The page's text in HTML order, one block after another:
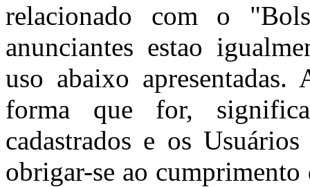
relacionado com o
anunciantes estao
uso abaixo
forma que for,
cadastrados e os
obrigar-se ao cumprimento